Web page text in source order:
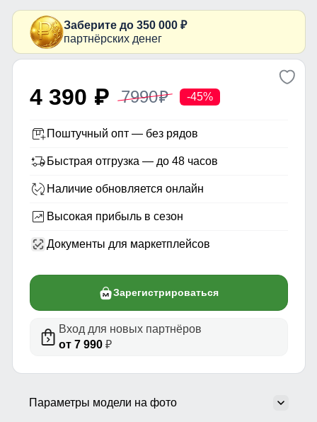
Заберите до 350 000 ₽
партнёрских денег
4 390 p 7990p -45%
Поштучный опт — без рядов
Быстрая отгрузка — до 48 часов
Наличие обновляется онлайн
Высокая прибыль в сезон
Документы для маркетплейсов
Зарегистрироваться
Вход для новых партнёров
от 7 990₽
Параметры модели на фото